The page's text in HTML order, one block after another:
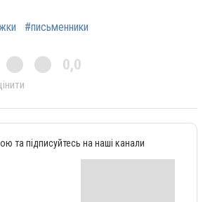
#письменники
0,0
та підписуйтесь на наші канали